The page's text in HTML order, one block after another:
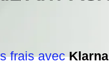
frais avecKlarna